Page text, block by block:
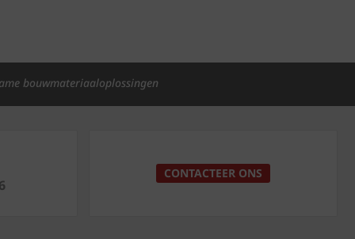
bouwmateriaaloplossingen
CONTACTEER ONS